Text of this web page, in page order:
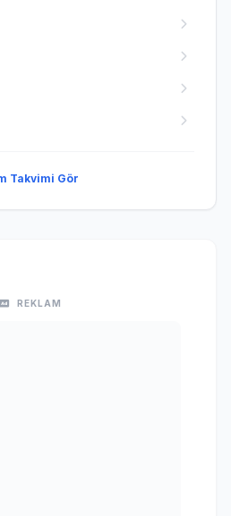
Takvimi Gör
REKLAM